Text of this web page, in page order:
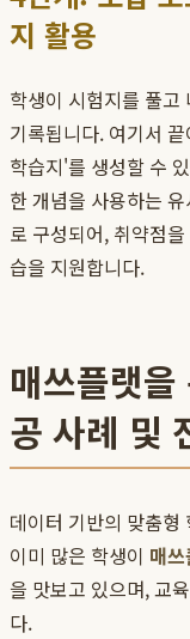
지 활용
학생이 시험지를 풀고
기록됩니다. 여기서
학습지'를 생성할 수
한 개념을 사용하는
로 구성되어, 취약점
습을 지원합니다.
매쓰플랫
공 사례 및
데이터 기반의 맞춤형
이미 많은 학생이 매
을 맛보고 있으며, 교
다.